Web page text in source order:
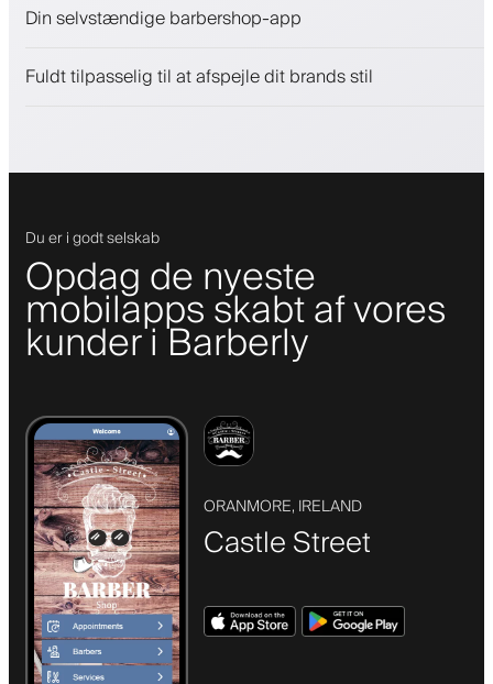
Engager kunder med et loyalitetsprogram
Din selvstændige barbershop-app
Fuldt tilpasselig til at afspejle dit brands stil
Du er i godt selskab
Opdag de nyeste
mobilapps skabt af vores
kunder i Barberly
ORANMORE, IRELAND
Castle Street